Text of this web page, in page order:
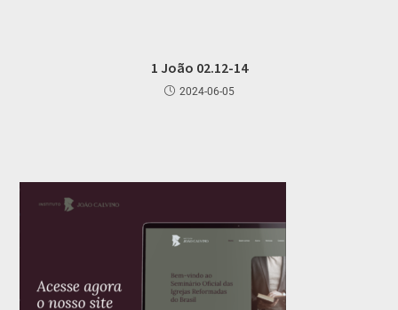
1 João 02.12-14
2024-06-05